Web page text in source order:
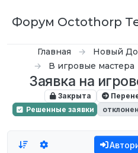
Форум Octothorp
Главная Новый
В игровые мастера
Заявка на
Закрыта
Решенные заявки